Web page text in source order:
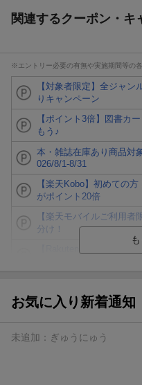
関連するクーポン・キ
※エントリー必要の有無や実施期間等の
【対象者限定】全ジャ
りキャンペーン
【ポイント3倍】図書カ
もう♪
本・雑誌在庫あり商品対
026/8/1-8/31
【楽天Kobo】初めての
がポイント20倍
【楽天モバイルご利用
分け！
が当たる！
条件達成で楽天限定・
エントリー＆条件達成
お気に入り新着通知
未追加： ぎゅうにゅう